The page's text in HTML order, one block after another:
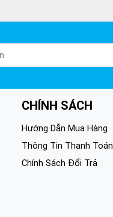
CHÍNH SÁCH
Hướng Dẫn Mua Hàng
Thông Tin Thanh Toán
Chính Sách Đổi Trả